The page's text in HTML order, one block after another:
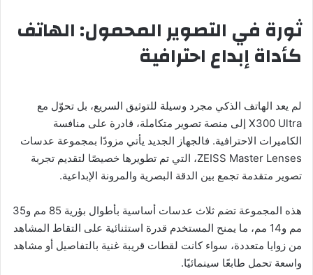
ثورة في التصوير المحمول: الهاتف
كأداة إبداع احترافية
لم يعد الهاتف الذكي مجرد وسيلة للتوثيق السريع، بل تحوّل مع
X300 Ultra إلى منصة تصوير متكاملة، قادرة على منافسة
الكاميرات الاحترافية. فالجهاز الجديد يأتي مزودًا بمجموعة عدسات
ZEISS Master Lenses، التي تم تطويرها خصيصًا لتقديم تجربة
تصوير متقدمة تجمع بين الدقة البصرية والمرونة الإبداعية.
هذه المجموعة تضم ثلاث عدسات أساسية بأطوال بؤرية 85 مم و35
مم و14 مم، ما يمنح المستخدم قدرة استثنائية على التقاط المشاهد
من زوايا متعددة، سواء كانت لقطات قريبة غنية بالتفاصيل أو مشاهد
واسعة تحمل طابعًا سينمائيًا.